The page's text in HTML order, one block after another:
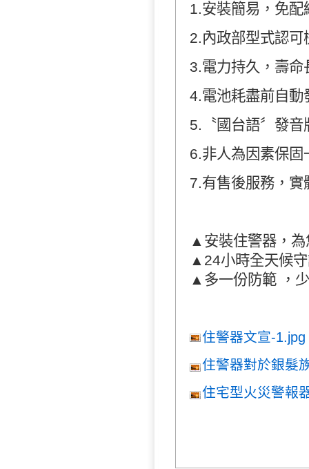
1.安裝簡易，免配
2.內政部型式認可
3.電力持久，壽
4.電池耗盡前自動
5.〝國台語〞發
6.非人為因素保
7.有售後服務，
▲安裝住警器，為
▲24小時全天候
▲多一份防範 ，
住警器文宣-1.jpg
住警器對於銀髮
住宅型火災警報